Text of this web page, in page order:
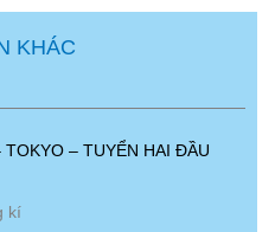
KHÁC
– TUYỂN HAI ĐẦU
kí